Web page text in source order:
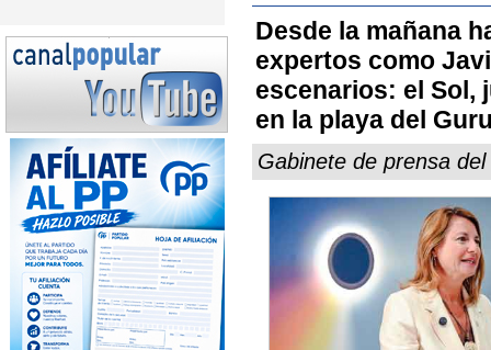
Desde la mañana
expertos como
escenarios: el Sol,
en la playa del
Gabinete de prensa